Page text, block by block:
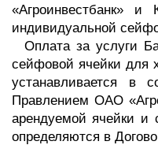
«Агроинвестбанк» и
индивидуальной
Оплата за услуги
сейфовой ячейки для
устанавливается в
Правлением ОАО
арендуемой ячейки и
определяются в